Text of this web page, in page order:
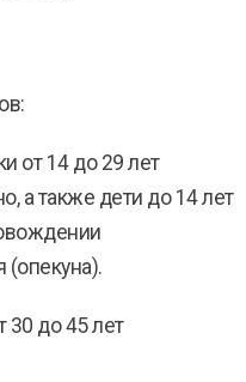
от 14 до 29 лет
а также дети до 14 лет
(опекуна).
30 до 45 лет